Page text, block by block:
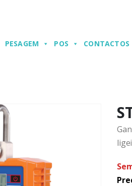
PESAGEM POS CONTACTOS